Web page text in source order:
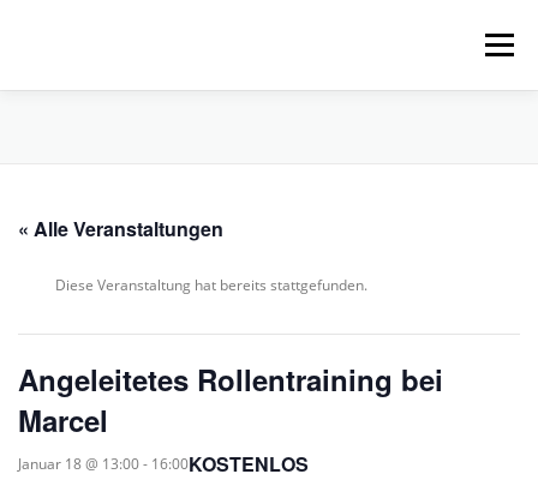
Menü
VERLEIH, TOUREN UND SUP
« Alle Veranstaltungen
Diese Veranstaltung hat bereits stattgefunden.
Angeleitetes Rollentraining bei
Marcel
Januar 18 @ 13:00- 16:00KOSTENLOS